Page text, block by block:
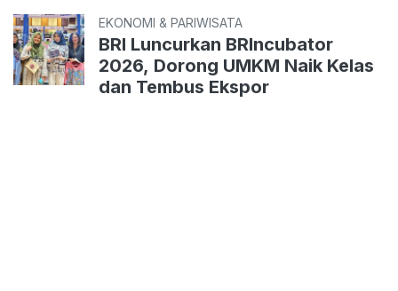
EKONOMI & PARIWISATA
BRI Luncurkan BRIncubator
2026, Dorong UMKM Naik Kelas
dan Tembus Ekspor